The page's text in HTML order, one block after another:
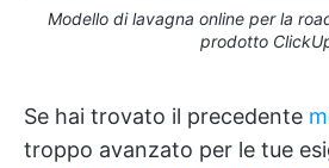
Modello di lavagna online per la
prodotto
Se hai trovato il precedente
troppo avanzato per le tue